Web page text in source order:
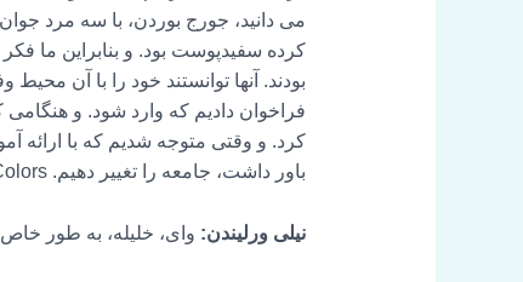
بودند. آنها توانستند خود را با آن
فراخوان دادیم که وارد شود. و هنگامی
کرد. و وقتی متوجه شدیم که با ارائه
باور داشت، جامعه را تغییر دهیم. TRU Colors شروع به حرکت به جلو کرد.
نیلی ورلیندن: وای، خلیله، به طور خاص